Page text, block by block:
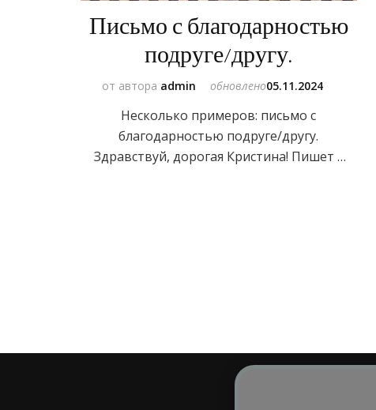
Письмо с благодарностью
подруге/другу.
от автора admin обновлено05.11.2024
Несколько примеров: письмо с
благодарностью подруге/другу.
Здравствуй, дорогая Кристина! Пишет …